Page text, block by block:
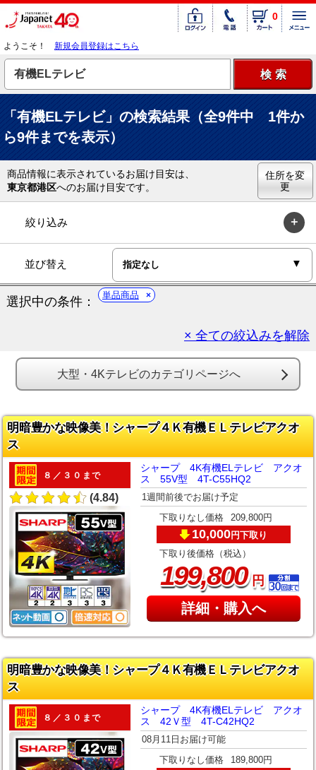
0
ようこそ！ 新規会員登録はこちら
「有機ELテレビ」の検索結果（全9件中 1件か
ら9件までを表示）
商品情報に表示されているお届け目安は、
東京都港区へのお届け目安です。
住所を変
更
絞り込み
並び替え
選択中の条件： 単品商品
× 全ての絞込みを解除
大型・4Kテレビのカテゴリページへ
明暗豊かな映像美！シャープ４Ｋ有機ＥＬテレビアクオ
ス
８／３０まで
(4.84)
シャープ 4K有機ELテレビ アクオ
ス 55V型 4T-C55HQ2
1週間前後でお届け予定
下取りなし価格 209,800円
10,000円下取り
下取り後価格（税込）
199,800円
詳細・購入へ
明暗豊かな映像美！シャープ４Ｋ有機ＥＬテレビアクオ
ス
８／３０まで
シャープ 4K有機ELテレビ アクオ
ス 42Ｖ型 4T-C42HQ2
08月11日お届け可能
下取りなし価格 189,800円